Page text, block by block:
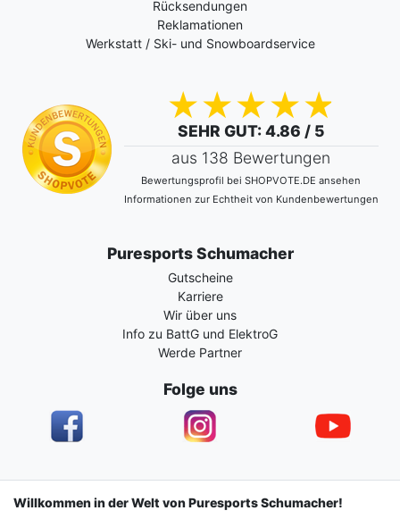
Rücksendungen
Reklamationen
Werkstatt / Ski- und Snowboardservice
SEHR GUT: 4.86 / 5
aus 138 Bewertungen
Bewertungsprofil bei SHOPVOTE.DE ansehen
Informationen zur Echtheit von Kundenbewertungen
Puresports Schumacher
Gutscheine
Karriere
Wir über uns
Info zu BattG und ElektroG
Werde Partner
Folge uns
Impressum Daten­schutz­erklärung AGB
Willkommen in der Welt von Puresports Schumacher!